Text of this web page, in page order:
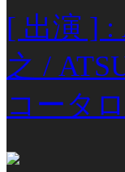
[ 出演 ] :
之 /
コータ